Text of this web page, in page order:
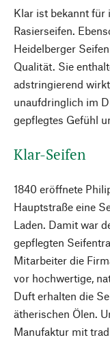
Klar ist bekannt für
Rasierseifen.
Heidelberger
Qualität. Sie
adstringierend
unaufdringlich im
gepflegtes Gefühl
Klar-Seifen
1840 eröffnete
Hauptstraße eine
Laden. Damit war
gepflegten
Mitarbeiter die
vor hochwertige,
Duft erhalten die
ätherischen Ölen.
Manufaktur mit